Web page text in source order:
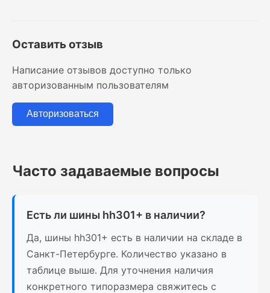
Оставить отзыв
Написание отзывов доступно только
авторизованным пользователям
Авторизоваться
Часто задаваемые вопросы
Есть ли шины hh301+ в наличии?
Да, шины hh301+ есть в наличии на складе в
Санкт-Петербурге. Количество указано в
таблице выше. Для уточнения наличия
конкретного типоразмера свяжитесь с